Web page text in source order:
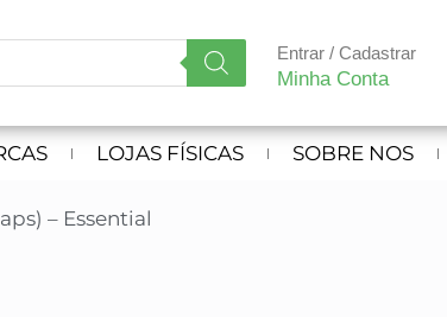
Entrar / Cadastrar
Minha Conta
LOJAS FÍSICAS SOBRE NOS
– Essential